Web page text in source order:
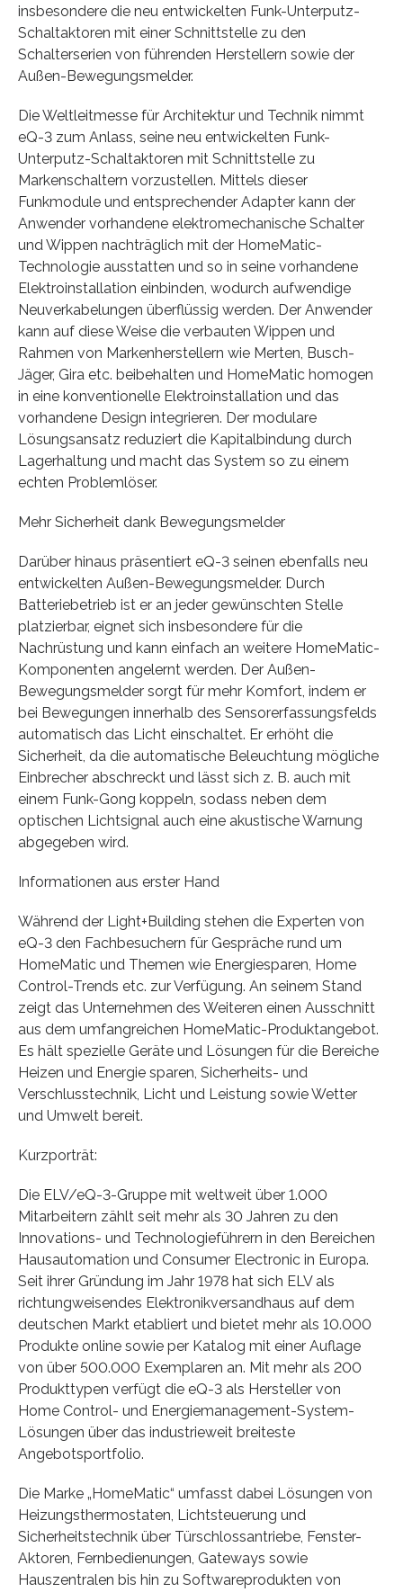
insbesondere die neu entwickelten Funk-Unterputz-
Schaltaktoren mit einer Schnittstelle zu den
Schalterserien von führenden Herstellern sowie der
Außen-Bewegungsmelder.
Die Weltleitmesse für Architektur und Technik nimmt
eQ-3 zum Anlass, seine neu entwickelten Funk-
Unterputz-Schaltaktoren mit Schnittstelle zu
Markenschaltern vorzustellen. Mittels dieser
Funkmodule und entsprechender Adapter kann der
Anwender vorhandene elektromechanische Schalter
und Wippen nachträglich mit der HomeMatic-
Technologie ausstatten und so in seine vorhandene
Elektroinstallation einbinden, wodurch aufwendige
Neuverkabelungen überflüssig werden. Der Anwender
kann auf diese Weise die verbauten Wippen und
Rahmen von Markenherstellern wie Merten, Busch-
Jäger, Gira etc. beibehalten und HomeMatic homogen
in eine konventionelle Elektroinstallation und das
vorhandene Design integrieren. Der modulare
Lösungsansatz reduziert die Kapitalbindung durch
Lagerhaltung und macht das System so zu einem
echten Problemlöser.
Mehr Sicherheit dank Bewegungsmelder
Darüber hinaus präsentiert eQ-3 seinen ebenfalls neu
entwickelten Außen-Bewegungsmelder. Durch
Batteriebetrieb ist er an jeder gewünschten Stelle
platzierbar, eignet sich insbesondere für die
Nachrüstung und kann einfach an weitere HomeMatic-
Komponenten angelernt werden. Der Außen-
Bewegungsmelder sorgt für mehr Komfort, indem er
bei Bewegungen innerhalb des Sensorerfassungsfelds
automatisch das Licht einschaltet. Er erhöht die
Sicherheit, da die automatische Beleuchtung mögliche
Einbrecher abschreckt und lässt sich z. B. auch mit
einem Funk-Gong koppeln, sodass neben dem
optischen Lichtsignal auch eine akustische Warnung
abgegeben wird.
Informationen aus erster Hand
Während der Light+Building stehen die Experten von
eQ-3 den Fachbesuchern für Gespräche rund um
HomeMatic und Themen wie Energiesparen, Home
Control-Trends etc. zur Verfügung. An seinem Stand
zeigt das Unternehmen des Weiteren einen Ausschnitt
aus dem umfangreichen HomeMatic-Produktangebot.
Es hält spezielle Geräte und Lösungen für die Bereiche
Heizen und Energie sparen, Sicherheits- und
Verschlusstechnik, Licht und Leistung sowie Wetter
und Umwelt bereit.
Kurzporträt:
Die ELV/eQ-3-Gruppe mit weltweit über 1.000
Mitarbeitern zählt seit mehr als 30 Jahren zu den
Innovations- und Technologieführern in den Bereichen
Hausautomation und Consumer Electronic in Europa.
Seit ihrer Gründung im Jahr 1978 hat sich ELV als
richtungweisendes Elektronikversandhaus auf dem
deutschen Markt etabliert und bietet mehr als 10.000
Produkte online sowie per Katalog mit einer Auflage
von über 500.000 Exemplaren an. Mit mehr als 200
Produkttypen verfügt die eQ-3 als Hersteller von
Home Control- und Energiemanagement-System-
Lösungen über das industrieweit breiteste
Angebotsportfolio.
Die Marke „HomeMatic“ umfasst dabei Lösungen von
Heizungsthermostaten, Lichtsteuerung und
Sicherheitstechnik über Türschlossantriebe, Fenster-
Aktoren, Fernbedienungen, Gateways sowie
Hauszentralen bis hin zu Softwareprodukten von